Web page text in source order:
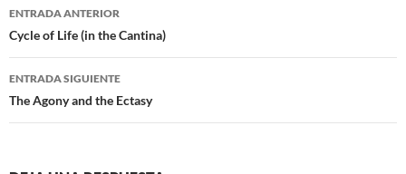
Navegación
de
entradas
ENTRADA ANTERIOR
Cycle of Life (in the Cantina)
ENTRADA SIGUIENTE
The Agony and the Ectasy